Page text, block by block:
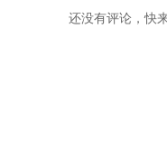
还没有评论，快